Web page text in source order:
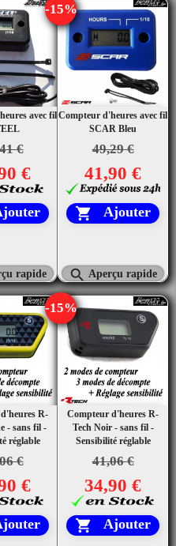
avec fil
€
€
rapide
Compteur d'heures avec fil
SCAR Bleu
49,29 €
-15%
41,90 €
 Ajouter
 Aperçu rapide
R-
- sans fil -
réglable
€
€
Compteur d'heures R-
Tech Noir - sans fil -
Sensibilité réglable
41,06 €
-15%
34,90 €
 Ajouter